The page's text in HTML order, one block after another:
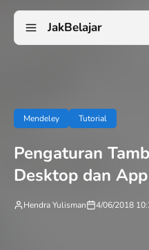
JakBelajar
Mendeley Tutorial
Pengaturan
Desktop dan App
Hendra Yulisman 4/06/2018